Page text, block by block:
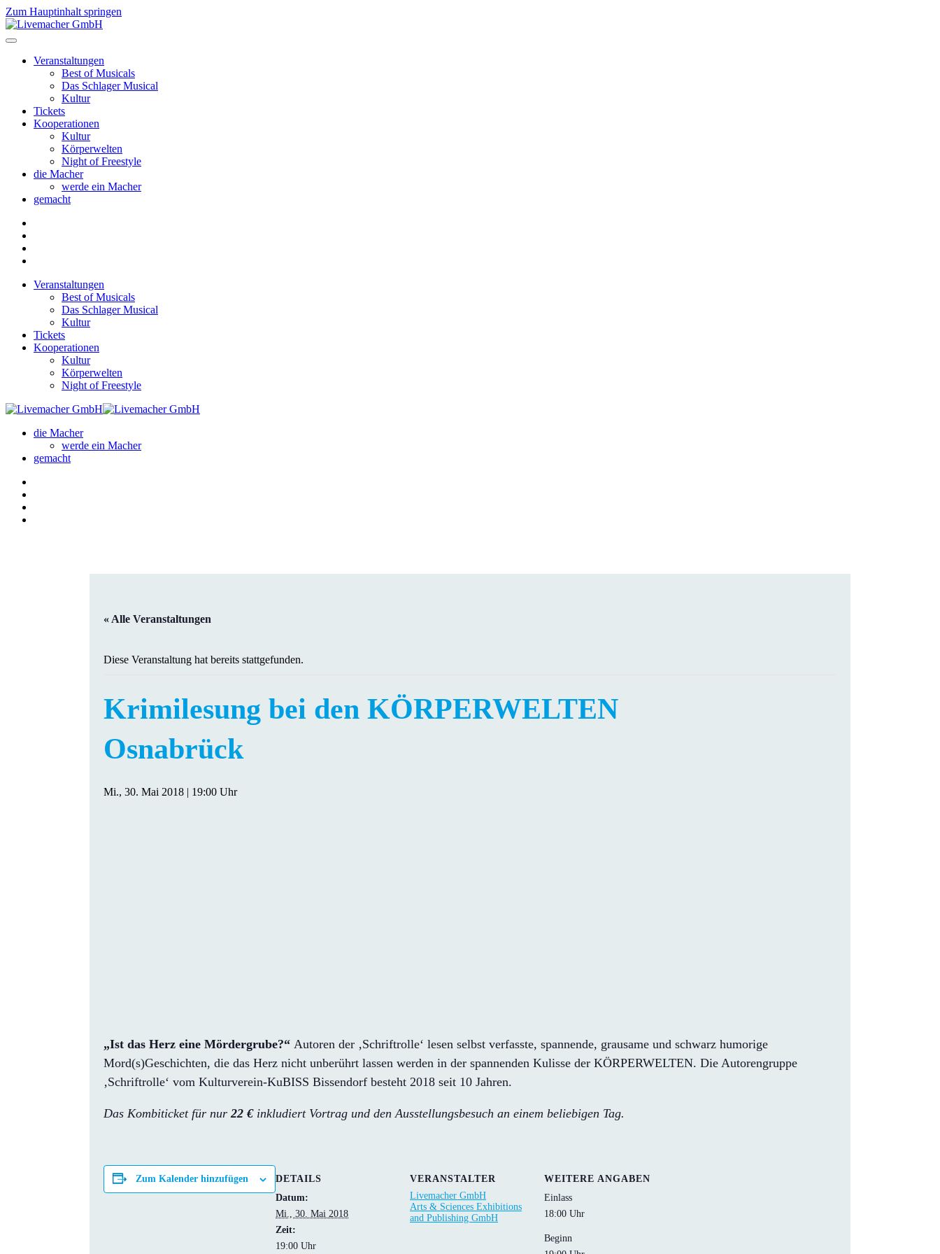
Zum Hauptinhalt springen
Veranstaltungen
Best of Musicals
Das Schlager Musical
Kultur
Tickets
Kooperationen
Kultur
Körperwelten
Night of Freestyle
die Macher
werde ein Macher
gemacht
Veranstaltungen
Best of Musicals
Das Schlager Musical
Kultur
Tickets
Kooperationen
Kultur
Körperwelten
Night of Freestyle
die Macher
werde ein Macher
gemacht
« Alle Veranstaltungen
Diese Veranstaltung hat bereits stattgefunden.
Krimilesung bei den KÖRPERWELTEN
Osnabrück
Mi., 30. Mai 2018 | 19:00 Uhr
„Ist das Herz eine Mördergrube?“ Autoren der ‚Schriftrolle‘ lesen selbst verfasste, spannende, grausame und schwarz humorige
Mord(s)Geschichten, die das Herz nicht unberührt lassen werden in der spannenden Kulisse der KÖRPERWELTEN. Die Autorengruppe
‚Schriftrolle‘ vom Kulturverein-KuBISS Bissendorf besteht 2018 seit 10 Jahren.
Das Kombiticket für nur22 €inkludiert Vortrag und den Ausstellungsbesuch an einem beliebigen Tag.
Zum Kalender hinzufügen
DETAILS
Datum:
Mi., 30. Mai 2018
Zeit:
19:00 Uhr
VERANSTALTER
Livemacher GmbH
Arts & Sciences Exhibitions
and Publishing GmbH
WEITERE ANGABEN
Einlass
18:00 Uhr
Beginn